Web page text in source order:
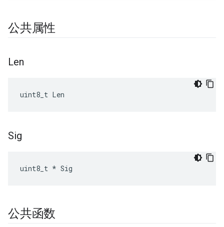
公共属性
Len
uint8_t Len
Sig
uint8_t * Sig
公共函数